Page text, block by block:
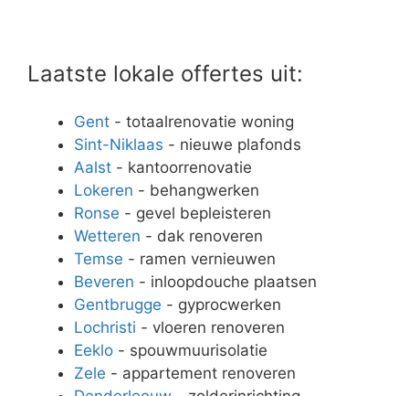
Laatste lokale offertes uit:
Gent - totaalrenovatie woning
Sint-Niklaas - nieuwe plafonds
Aalst - kantoorrenovatie
Lokeren - behangwerken
Ronse - gevel bepleisteren
Wetteren - dak renoveren
Temse - ramen vernieuwen
Beveren - inloopdouche plaatsen
Gentbrugge - gyprocwerken
Lochristi - vloeren renoveren
Eeklo - spouwmuurisolatie
Zele - appartement renoveren